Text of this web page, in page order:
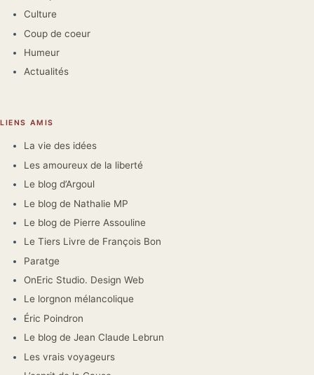
Culture
Coup de coeur
Humeur
Actualités
LIENS AMIS
La vie des idées
Les amoureux de la liberté
Le blog d’Argoul
Le blog de Nathalie MP
Le blog de Pierre Assouline
Le Tiers Livre de François Bon
Paratge
OnEric Studio. Design Web
Le lorgnon mélancolique
Éric Poindron
Le blog de Jean Claude Lebrun
Les vrais voyageurs